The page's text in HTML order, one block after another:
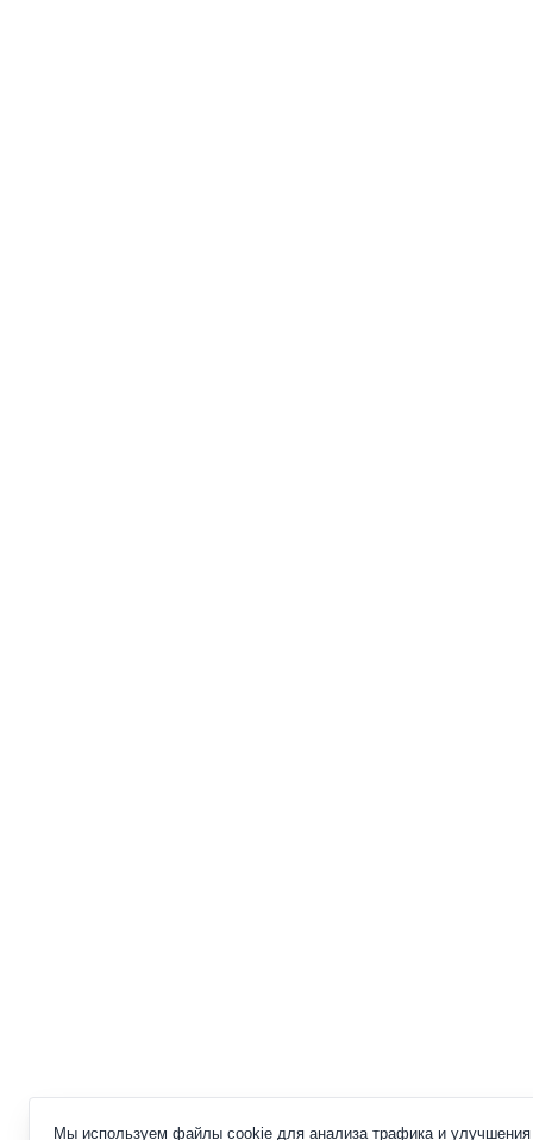
Мы используем файлы cookie для анализа трафика и улучшения